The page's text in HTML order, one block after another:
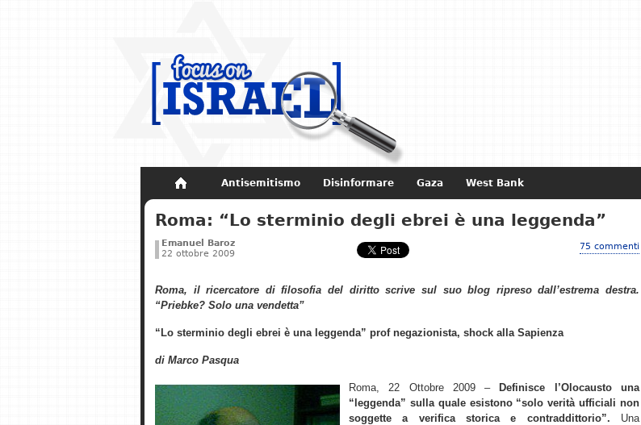
Antisemitismo Disinformare Gaza West Bank
Non dimenticare Storia di Israele
Roma: “Lo sterminio degli ebrei è una leggenda”
Emanuel Baroz
22 ottobre 2009
75 commenti
Roma, il ricercatore di filosofia del diritto scrive sul suo blog ripreso dall’estrema destra.
“Priebke? Solo una vendetta”
“Lo sterminio degli ebrei è una leggenda” prof negazionista, shock alla Sapienza
di Marco Pasqua
Roma, 22 Ottobre 2009 –
Definisce l’Olocausto una
“leggenda” sulla quale esistono “solo verità ufficiali non
soggette a verifica storica e contraddittorio”. Una